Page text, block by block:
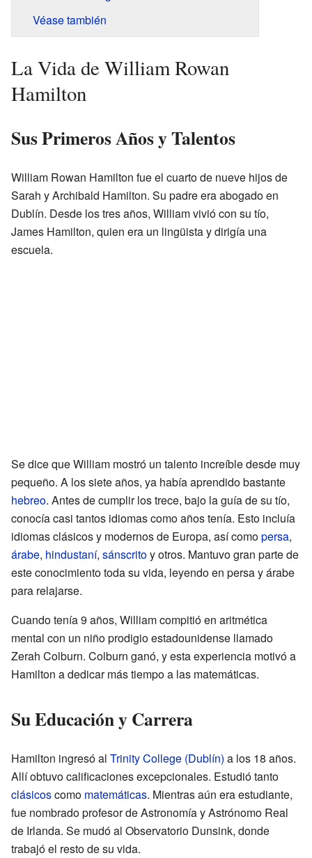
Véase también
La Vida de William Rowan
Hamilton
Sus Primeros Años y Talentos
William Rowan Hamilton fue el cuarto de nueve hijos de
Sarah y Archibald Hamilton. Su padre era abogado en
Dublín. Desde los tres años, William vivió con su tío,
James Hamilton, quien era un lingüista y dirigía una
escuela.
Se dice que William mostró un talento increíble desde muy
pequeño. A los siete años, ya había aprendido bastante
hebreo. Antes de cumplir los trece, bajo la guía de su tío,
conocía casi tantos idiomas como años tenía. Esto incluía
idiomas clásicos y modernos de Europa, así comopersa,
árabe, hindustaní, sánscritoy otros. Mantuvo gran parte de
este conocimiento toda su vida, leyendo en persa y árabe
para relajarse.
Cuando tenía 9 años, William compitió en aritmética
mental con un niño prodigio estadounidense llamado
Zerah Colburn. Colburn ganó, y esta experiencia motivó a
Hamilton a dedicar más tiempo a las matemáticas.
Su Educación y Carrera
Hamilton ingresó al Trinity College (Dublín) a los 18 años.
Allí obtuvo calificaciones excepcionales. Estudió tanto
clásicoscomo matemáticas. Mientras aún era estudiante,
fue nombrado profesor de Astronomía y Astrónomo Real
de Irlanda. Se mudó al Observatorio Dunsink, donde
trabajó el resto de su vida.